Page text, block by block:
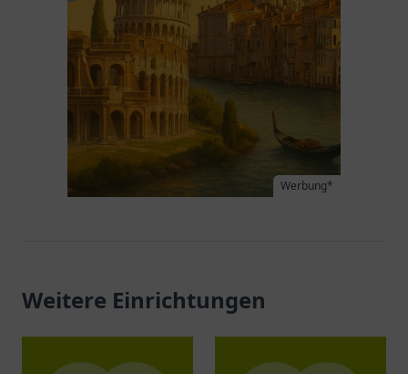
Werbung*
Weitere Einrichtungen